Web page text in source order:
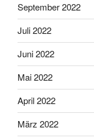
September 2022
Juli 2022
Juni 2022
Mai 2022
April 2022
März 2022